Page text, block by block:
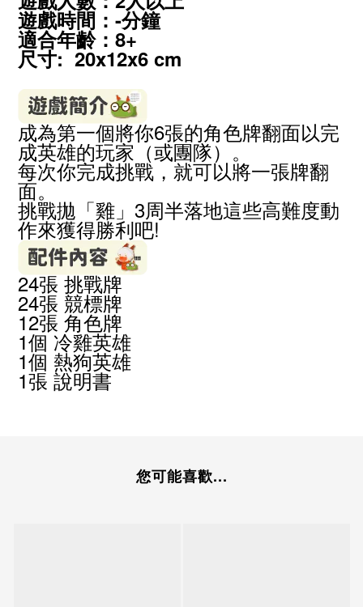
遊戲時間：-分鐘
適合年齡：8+
尺寸: 20x12x6 cm
成為第一個將你6張的角色牌翻面以完
成英雄的玩家（或團隊）。
每次你完成挑戰，就可以將一張牌翻
面。
挑戰拋「雞」3周半落地這些高難度動
作來獲得勝利吧!
24張 挑戰牌
24張 競標牌
12張 角色牌
1個冷雞英雄
1個 熱狗英雄
1張 說明書
您可能喜歡...